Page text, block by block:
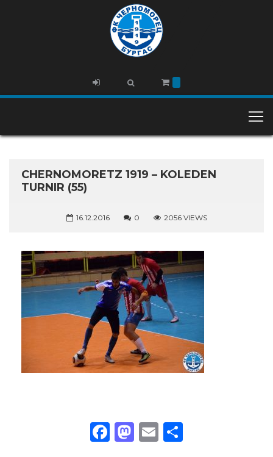
CHERNOMORETZ 1919 – KOLEDEN
TURNIR (55)
16.12.2016 0 2056 VIEWS
Facebook
Mastodon
Email